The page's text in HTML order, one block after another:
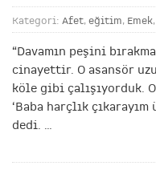
Kategori: Afet, eğitim, Emek,
“Davamın peşini
cinayettir. O asansör
köle gibi çalışıyorduk.
‘Baba harçlık
dedi. …